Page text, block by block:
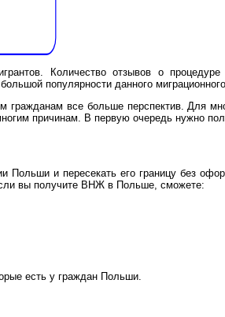
Количество отзывов о процедуре
популярности данного
гражданам все больше перспектив. Для
причинам. В первую очередь нужно
Польши и пересекать его границу без
вы получите ВНЖ в Польше, сможете:
есть у граждан Польши.